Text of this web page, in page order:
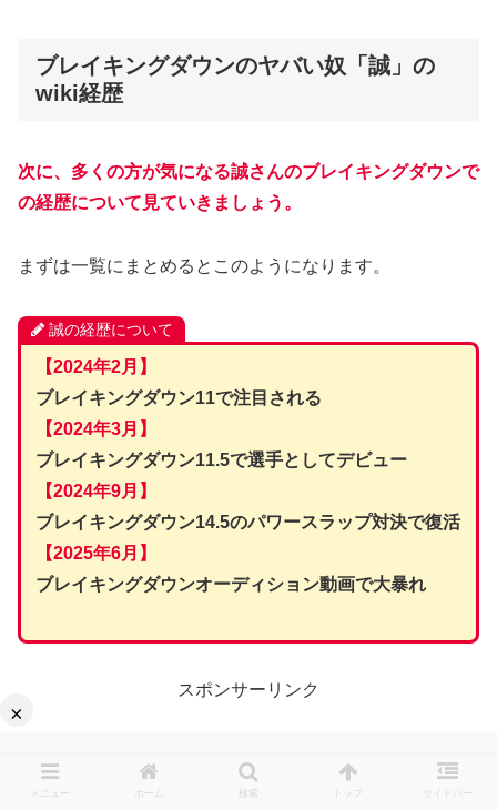
ブレイキングダウンのヤバい奴「誠」の
wiki経歴
次に、多くの方が気になる誠さんのブレイキングダウンで
の経歴について見ていきましょう。
まずは一覧にまとめるとこのようになります。
誠の経歴について
【2024年2月】
ブレイキングダウン11で注目される
【2024年3月】
ブレイキングダウン11.5で選手としてデビュー
【2024年9月】
ブレイキングダウン14.5のパワースラップ対決で復活
【2025年6月】
ブレイキングダウンオーディション動画で大暴れ
スポンサーリンク
メニュー ホーム 検索 トップ サイドバー
×